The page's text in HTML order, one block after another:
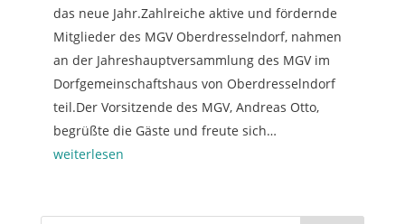
das neue Jahr.Zahlreiche aktive und fördernde
Mitglieder des MGV Oberdresselndorf, nahmen
an der Jahreshauptversammlung des MGV im
Dorfgemeinschaftshaus von Oberdresselndorf
teil.Der Vorsitzende des MGV, Andreas Otto,
begrüßte die Gäste und freute sich…
weiterlesen